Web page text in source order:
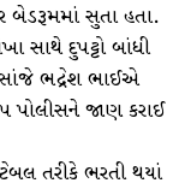
બેડરૂમમાં સુતા હતા.
સાથે દુપટ્ટો બાંધી
સાંજે ભદ્રેશ ભાઈએ
પોલીસને જાણ કરાઈ
તરીકે ભરતી થયાં